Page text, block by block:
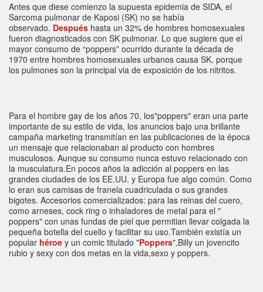
Antes que diese comienzo la supuesta epidemia de SIDA, el
Sarcoma pulmonar de Kaposi (SK) no se había
observado. Después hasta un 32% de hombres homosexuales
fueron diagnosticados con SK pulmonar. Lo que sugiere que el
mayor consumo de “poppers” ocurrido durante la década de
1970 entre hombres homosexuales urbanos causa SK, porque
los pulmones son la principal via de exposición de los nitritos.
Para el hombre gay de los años 70, los"poppers" eran una parte
importante de su estilo de vida, los anuncios bajo una brillante
campaña marketing transmitían en las publicaciones de la época
un mensaje que relacionaban al producto con hombres
musculosos. Aunque su consumo nunca estuvo relacionado con
la musculatura.En pocos años la adicción al poppers en las
grandes ciudades de los EE.UU. y Europa fue algo común. Como
lo eran sus camisas de franela cuadriculada o sus grandes
bigotes. Accesorios comercializados: para las reinas del cuero,
como arneses, cock ring o inhaladores de metal para el "
poppers" con unas fundas de piel que permitian llevar colgada la
pequeña botella del cuello y facilitar su uso.También existía un
popular héroe y un comic titulado "Poppers",Billy un jovencito
rubio y sexy con dos metas en la vida,sexo y poppers.